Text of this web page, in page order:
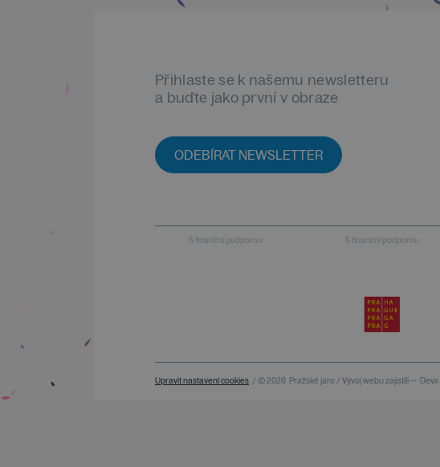
Přihlaste se k našemu newsletteru
a buďte jako první v obraze
ODEBÍRAT NEWSLETTER
S finanční podporou S finanční podporou
Upravit nastavení cookies / © 2026 Pražské jaro / Vývoj webu zajistili — Devx